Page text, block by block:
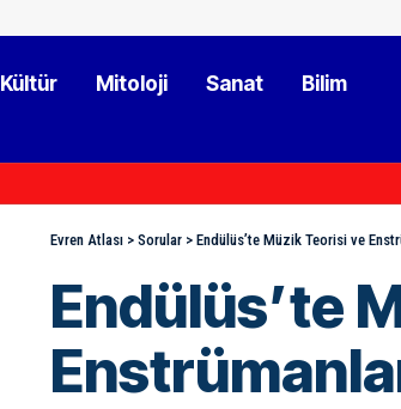
Kültür Mitoloji Sanat Bilim
Evren Atlası> Sorular> Endülüs’te Müzik Teorisi ve
Endülüs’te